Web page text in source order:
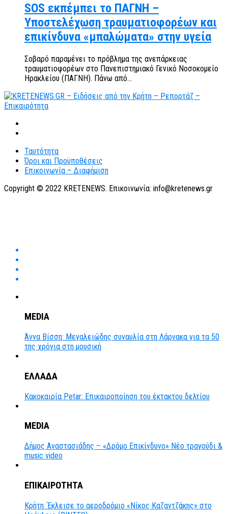
SOS εκπέμπει το ΠΑΓΝΗ –
Υποστελέχωση τραυματιοφορέων και
επικίνδυνα «μπαλώματα» στην υγεία
Σοβαρό παραμένει το πρόβλημα της ανεπάρκειας
τραυματιοφορέων στο Πανεπιστημιακό Γενικό Νοσοκομείο
Ηρακλείου (ΠΑΓΝΗ). Πάνω από...
Ταυτότητα
Όροι και Προϋποθέσεις
Επικοινωνία – Διαφήμιση
Copyright © 2022 KRETENEWS. Επικοινωνία: info@kretenews.gr
MEDIA
Άννα Βίσση: Μεγαλειώδης συναυλία στη Λάρνακα για τα 50
της χρόνια στη μουσική
ΕΛΛΑΔΑ
Κακοκαιρία Petar: Επικαιροποίηση του έκτακτου δελτίου
MEDIA
Δήμος Αναστασιάδης – «Δρόμο Επικίνδυνο» Νέο τραγούδι &
music video
ΕΠΙΚΑΙΡΟΤΗΤΑ
Κρήτη: Έκλεισε το αεροδρόμιο «Νίκος Καζαντζάκης» στο